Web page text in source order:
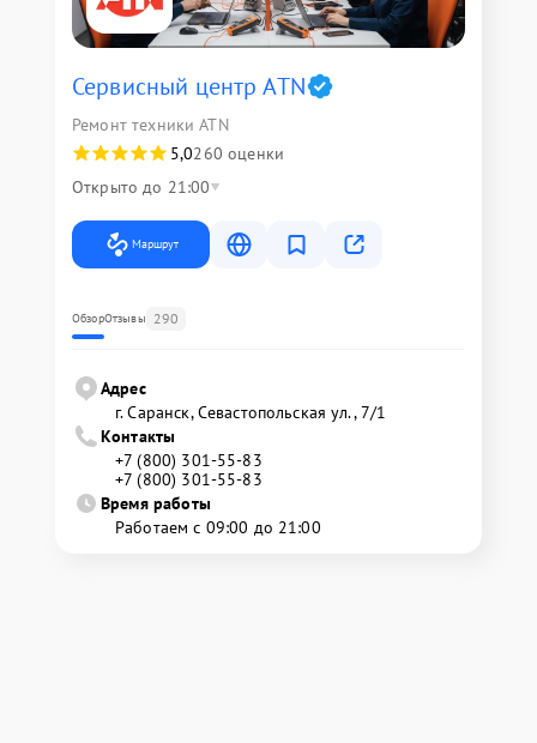
Сервисный центр ATN
Ремонт техники ATN
5,0260 оценки
Открыто до 21:00
Маршрут
ОбзорОтзывы 290
Адрес
г. Саранск, Севастопольская ул., 7/1
Контакты
+7 (800) 301-55-83
+7 (800) 301-55-83
Время работы
Работаем с 09:00 до 21:00